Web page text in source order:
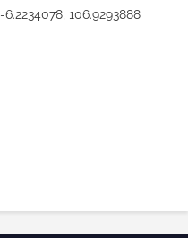
106.9293888